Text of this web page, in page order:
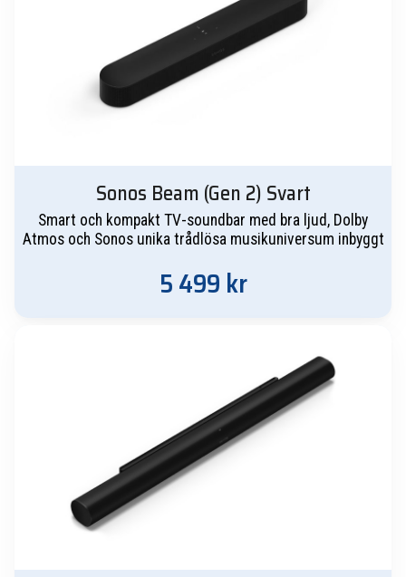
Sonos Beam (Gen 2) Svart
Smart och kompakt TV-soundbar med bra ljud, Dolby
Atmos och Sonos unika trådlösa musikuniversum inbyggt
5 499 kr